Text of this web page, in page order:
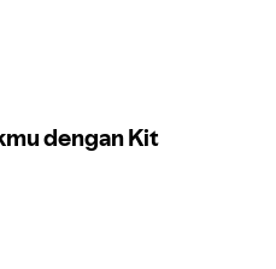
dengan Kit